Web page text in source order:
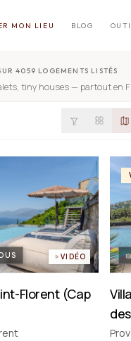
MON LIEU BLOG
4059 LOGEMENTS LISTÉS
, tiny houses— partout en
VIDÉO
Florent (Cap